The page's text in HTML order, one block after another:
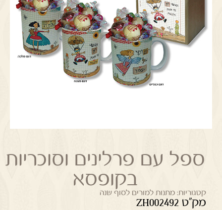
ספל עם פרלינים וסוכריות
בקופסא
קטגוריות: מתנות למורים לסוף שנה
מק"ט ZH002492